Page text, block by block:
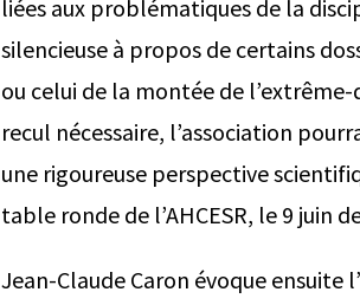
liées aux problématiques de la
silencieuse à propos de certains
ou celui de la montée de
recul nécessaire, l’association
une rigoureuse perspective
table ronde de l’AHCESR, le 9 juin
Jean-Claude Caron évoque